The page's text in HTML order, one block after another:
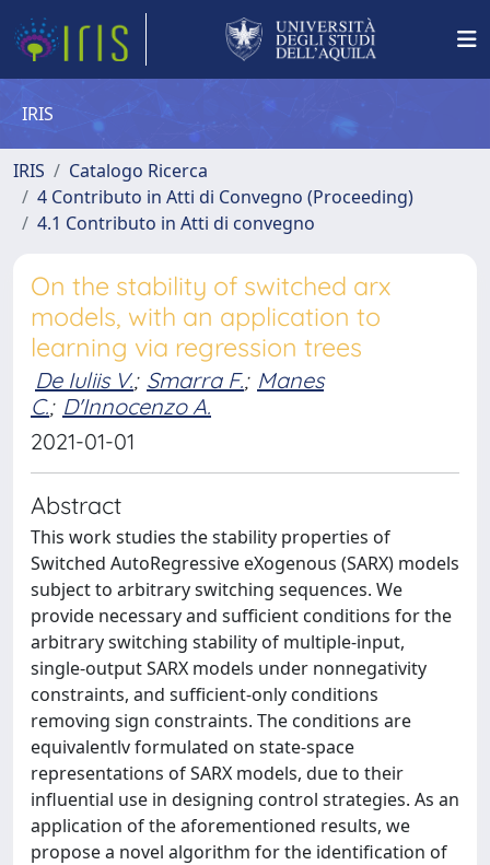
IRIS
IRIS
Catalogo Ricerca
4 Contributo in Atti di Convegno (Proceeding)
4.1 Contributo in Atti di convegno
On the stability of switched arx
models, with an application to
learning via regression trees
De Iuliis V.; Smarra F.; Manes
C.; D'Innocenzo A.
2021-01-01
Abstract
This work studies the stability properties of
Switched AutoRegressive eXogenous (SARX) models
subject to arbitrary switching sequences. We
provide necessary and sufficient conditions for the
arbitrary switching stability of multiple-input,
single-output SARX models under nonnegativity
constraints, and sufficient-only conditions
removing sign constraints. The conditions are
equivalentlv formulated on state-space
representations of SARX models, due to their
influential use in designing control strategies. As an
application of the aforementioned results, we
propose a novel algorithm for the identification of